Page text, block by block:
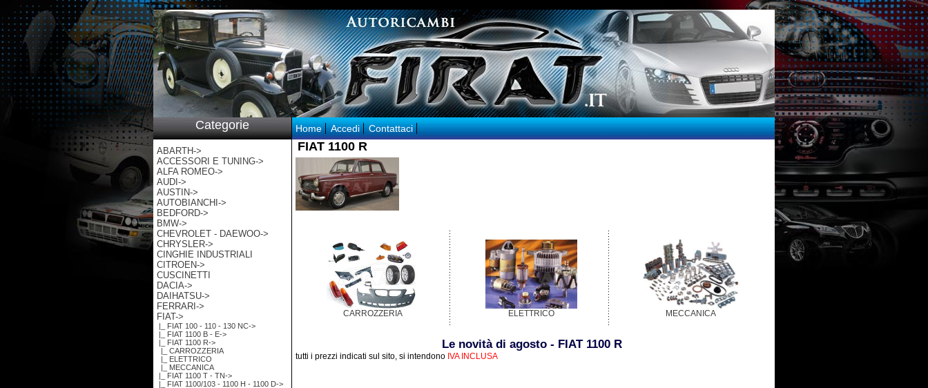
Categorie
ABARTH->
ACCESSORI E TUNING->
ALFA ROMEO->
AUDI->
AUSTIN->
AUTOBIANCHI->
BEDFORD->
BMW->
CHEVROLET - DAEWOO->
CHRYSLER->
CINGHIE INDUSTRIALI
CITROEN->
CUSCINETTI
DACIA->
DAIHATSU->
FERRARI->
FIAT->
|_ FIAT 100 - 110 - 130 NC->
|_ FIAT 1100 B - E->
|_ FIAT 1100 R->
|_ CARROZZERIA
|_ ELETTRICO
|_ MECCANICA
|_ FIAT 1100 T - TN->
|_ FIAT 1100/103 - 1100 H - 1100 D->
Home Accedi Contattaci
FIAT 1100 R
CARROZZERIA ELETTRICO MECCANICA
Le novità di agosto - FIAT 1100 R
tutti i prezzi indicati sul sito, si intendono IVA INCLUSA